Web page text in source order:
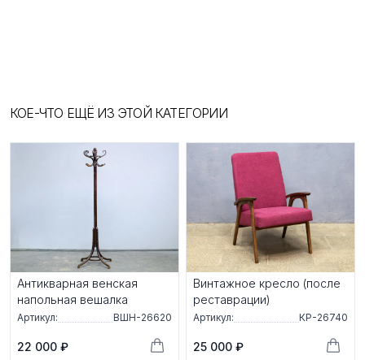
КОЕ-ЧТО ЕЩЁ ИЗ ЭТОЙ КАТЕГОРИИ
Антикварная венская
напольная вешалка
Артикул: ВШН-26620
22 000 ₽
Винтажное кресло (после
реставрации)
Артикул: КР-26740
25 000 ₽